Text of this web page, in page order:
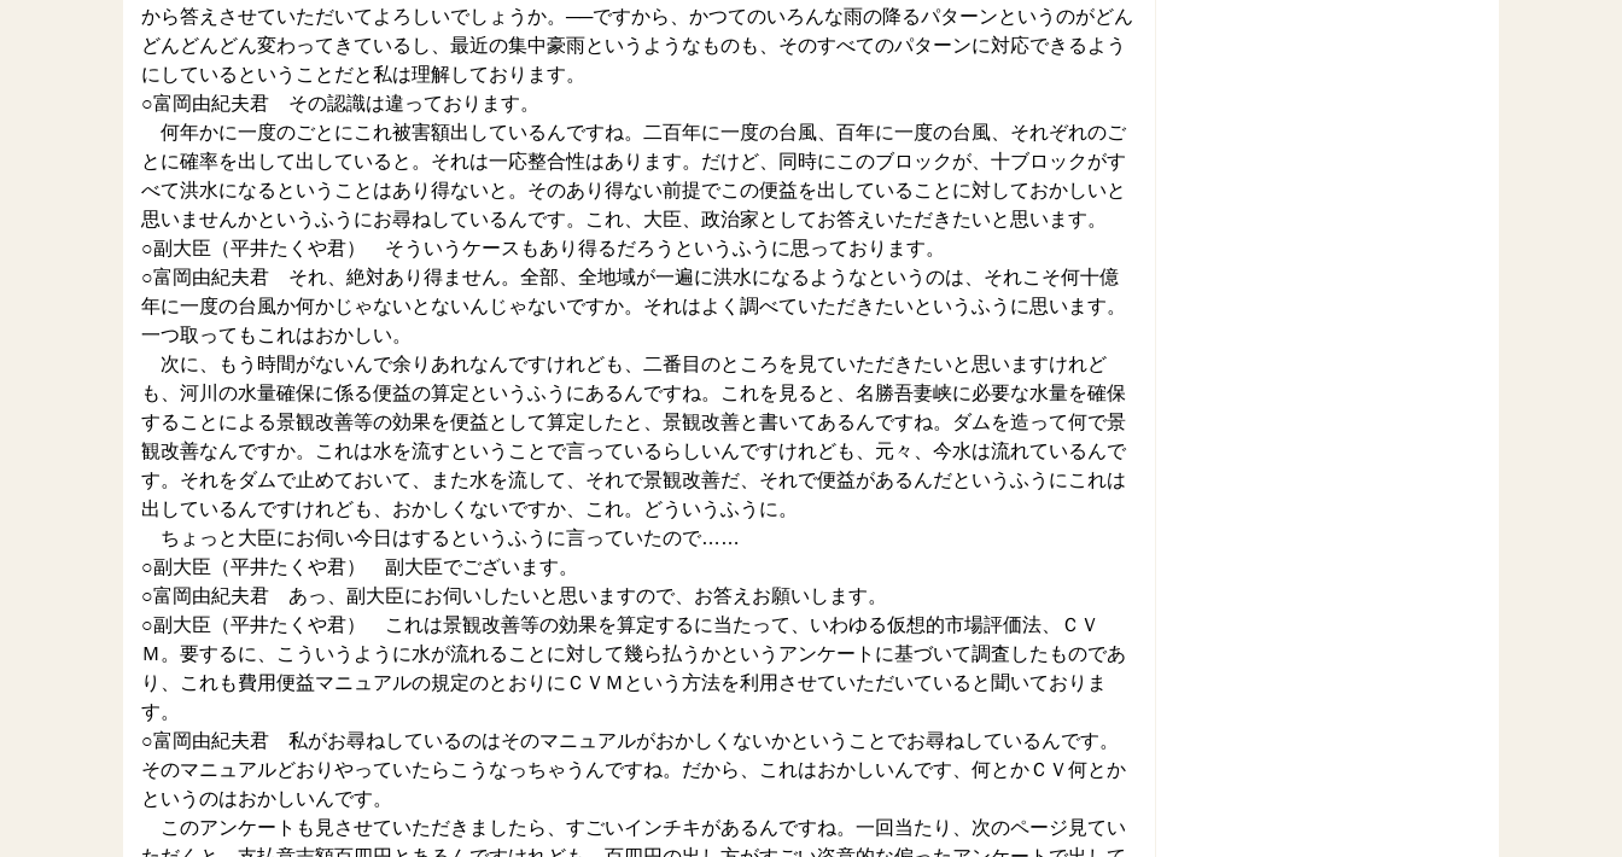
から答えさせていただいてよろしいでしょうか。──ですから、かつてのいろんな雨の降るパターンというのがどん
どんどんどん変わってきているし、最近の集中豪雨というようなものも、そのすべてのパターンに対応できるよう
にしているということだと私は理解しております。
○富岡由紀夫君 その認識は違っております。
何年かに一度のごとにこれ被害額出しているんですね。二百年に一度の台風、百年に一度の台風、それぞれのご
とに確率を出して出していると。それは一応整合性はあります。だけど、同時にこのブロックが、十ブロックがす
べて洪水になるということはあり得ないと。そのあり得ない前提でこの便益を出していることに対しておかしいと
思いませんかというふうにお尋ねしているんです。これ、大臣、政治家としてお答えいただきたいと思います。
○副大臣（平井たくや君） そういうケースもあり得るだろうというふうに思っております。
○富岡由紀夫君 それ、絶対あり得ません。全部、全地域が一遍に洪水になるようなというのは、それこそ何十億
年に一度の台風か何かじゃないとないんじゃないですか。それはよく調べていただきたいというふうに思います。
一つ取ってもこれはおかしい。
次に、もう時間がないんで余りあれなんですけれども、二番目のところを見ていただきたいと思いますけれど
も、河川の水量確保に係る便益の算定というふうにあるんですね。これを見ると、名勝吾妻峡に必要な水量を確保
することによる景観改善等の効果を便益として算定したと、景観改善と書いてあるんですね。ダムを造って何で景
観改善なんですか。これは水を流すということで言っているらしいんですけれども、元々、今水は流れているんで
す。それをダムで止めておいて、また水を流して、それで景観改善だ、それで便益があるんだというふうにこれは
出しているんですけれども、おかしくないですか、これ。どういうふうに。
ちょっと大臣にお伺い今日はするというふうに言っていたので……
○副大臣（平井たくや君） 副大臣でございます。
○富岡由紀夫君 あっ、副大臣にお伺いしたいと思いますので、お答えお願いします。
○副大臣（平井たくや君） これは景観改善等の効果を算定するに当たって、いわゆる仮想的市場評価法、ＣＶ
Ｍ。要するに、こういうように水が流れることに対して幾ら払うかというアンケートに基づいて調査したものであ
り、これも費用便益マニュアルの規定のとおりにＣＶＭという方法を利用させていただいていると聞いておりま
す。
○富岡由紀夫君 私がお尋ねしているのはそのマニュアルがおかしくないかということでお尋ねしているんです。
そのマニュアルどおりやっていたらこうなっちゃうんですね。だから、これはおかしいんです、何とかＣＶ何とか
というのはおかしいんです。
このアンケートも見させていただきましたら、すごいインチキがあるんですね。一回当たり、次のページ見てい